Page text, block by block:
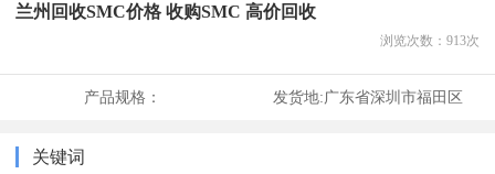
兰州回收SMC价格 收购SMC 高价回收
浏览次数： 913次
产品规格： 发货地:广东省深圳市福田区
关键词